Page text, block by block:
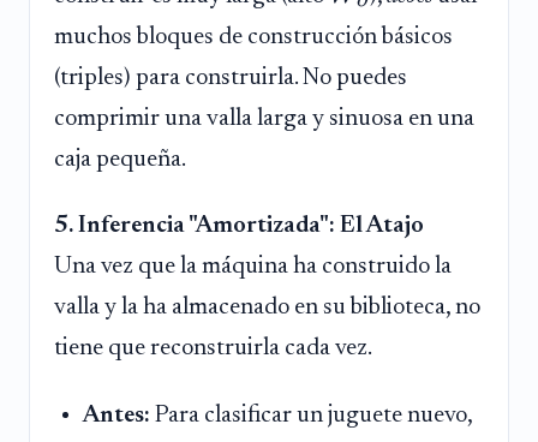
muchos bloques de construcción básicos
(triples) para construirla. No puedes
comprimir una valla larga y sinuosa en una
caja pequeña.
5. Inferencia "Amortizada": El Atajo
Una vez que la máquina ha construido la
valla y la ha almacenado en su biblioteca, no
tiene que reconstruirla cada vez.
Antes: Para clasificar un juguete nuevo,